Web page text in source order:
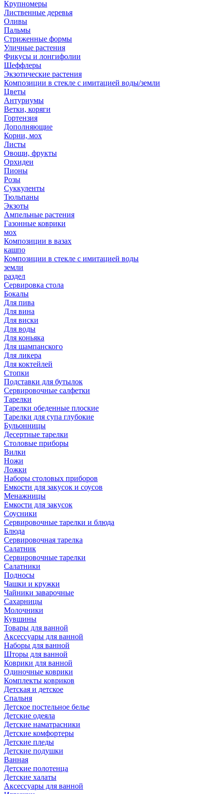
Крупномеры
Лиственные деревья
Оливы
Пальмы
Стриженные формы
Уличные растения
Фикусы и лонгифолии
Шеффлеры
Экзотические растения
Композиции в стекле с имитацией воды/земли
Цветы
Антуриумы
Ветки, коряги
Гортензия
Дополняющие
Корни, мох
Листы
Овощи, фрукты
Орхидеи
Пионы
Розы
Суккуленты
Тюльпаны
Экзоты
Ампельные растения
Газонные коврики
мох
Композиции в вазах
кашпо
Композиции в стекле с имитацией воды
земли
раздел
Сервировка стола
Бокалы
Для пива
Для вина
Для виски
Для воды
Для коньяка
Для шампанского
Для ликера
Для коктейлей
Стопки
Подставки для бутылок
Сервировочные салфетки
Тарелки
Тарелки обеденные плоские
Тарелки для супа глубокие
Бульонницы
Десертные тарелки
Столовые приборы
Вилки
Ножи
Ложки
Наборы столовых приборов
Емкости для закусок и соусов
Менажницы
Емкости для закусок
Соусники
Сервировочные тарелки и блюда
Блюда
Сервировочная тарелка
Салатник
Сервировочные тарелки
Салатники
Подносы
Чашки и кружки
Чайники заварочные
Сахарницы
Молочники
Кувшины
Товары для ванной
Аксессуары для ванной
Наборы для ванной
Шторы для ванной
Коврики для ванной
Одиночные коврики
Комплекты ковриков
Детская и детское
Спальня
Детское постельное белье
Детские одеяла
Детские наматрасники
Детские комфортеры
Детские пледы
Детские подушки
Ванная
Детские полотенца
Детские халаты
Аксессуары для ванной